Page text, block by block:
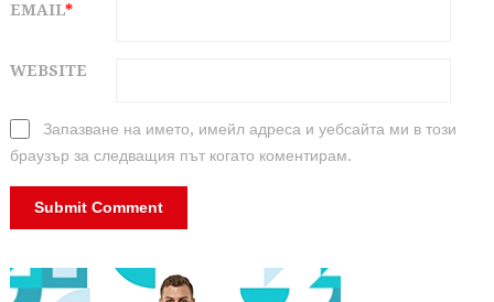
EMAIL*
WEBSITE
Запазване на името, имейл адреса и уебсайта ми в този
браузър за следващия път когато коментирам.